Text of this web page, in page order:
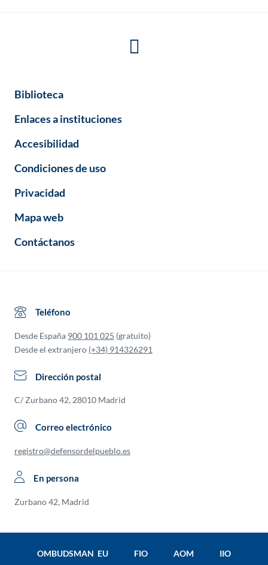
Biblioteca
Enlaces a instituciones
Accesibilidad
Condiciones de uso
Privacidad
Mapa web
Contáctanos
Teléfono
Desde España 900 101 025 (gratuito)
Desde el extranjero (+34) 914326291
Dirección postal
C/ Zurbano 42, 28010 Madrid
Correo electrónico
registro@defensordelpueblo.es
En persona
Zurbano 42, Madrid
OMBUDSMAN EU FIO AOM IIO